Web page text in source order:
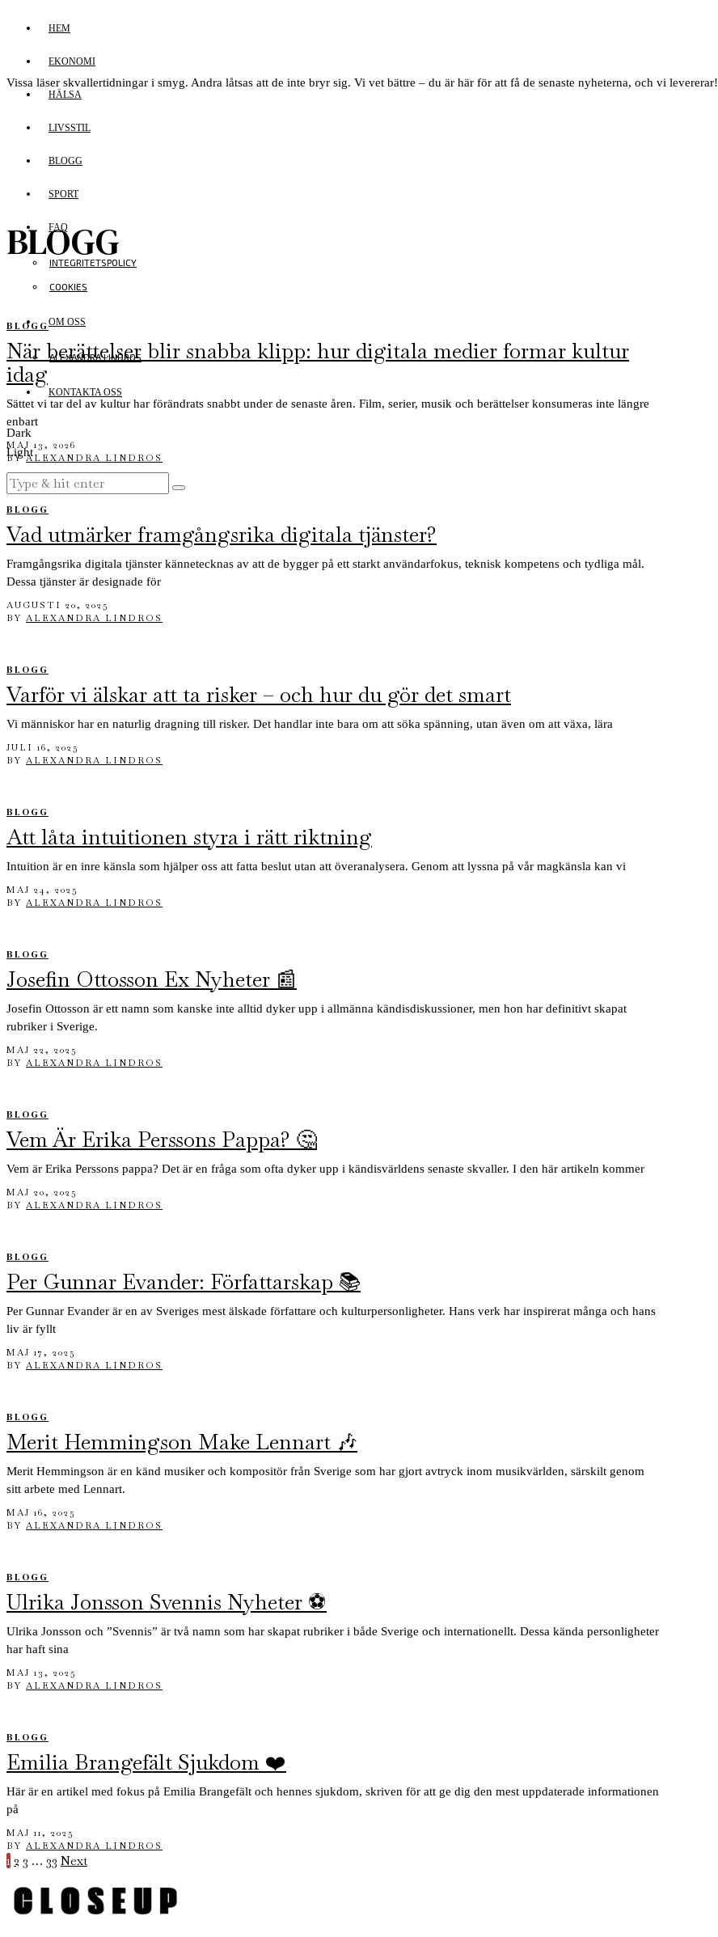
HEM
EKONOMI
HÄLSA
LIVSSTIL
BLOGG
SPORT
FAQ
INTEGRITETSPOLICY
COOKIES
OM OSS
ALEXANDRA LINDROS
KONTAKTA OSS
Dark
Light
Vissa läser skvallertidningar i smyg. Andra låtsas att de inte bryr sig. Vi vet bättre – du är här för att få de senaste nyheterna, och vi levererar!
BLOGG
BLOGG
När berättelser blir snabba klipp: hur digitala medier formar kultur
idag
Sättet vi tar del av kultur har förändrats snabbt under de senaste åren. Film, serier, musik och berättelser konsumeras inte längre
enbart
MAJ 13, 2026
BYALEXANDRA LINDROS
BLOGG
Vad utmärker framgångsrika digitala tjänster?
Framgångsrika digitala tjänster kännetecknas av att de bygger på ett starkt användarfokus, teknisk kompetens och tydliga mål.
Dessa tjänster är designade för
AUGUSTI 20, 2025
BY ALEXANDRA LINDROS
BLOGG
Varför vi älskar att ta risker – och hur du gör det smart
Vi människor har en naturlig dragning till risker. Det handlar inte bara om att söka spänning, utan även om att växa, lära
JULI 16, 2025
BY ALEXANDRA LINDROS
BLOGG
Att låta intuitionen styra i rätt riktning
Intuition är en inre känsla som hjälper oss att fatta beslut utan att överanalysera. Genom att lyssna på vår magkänsla kan vi
MAJ 24, 2025
BY ALEXANDRA LINDROS
BLOGG
Josefin Ottosson Ex Nyheter 📰
Josefin Ottosson är ett namn som kanske inte alltid dyker upp i allmänna kändisdiskussioner, men hon har definitivt skapat
rubriker i Sverige.
MAJ 22, 2025
BY ALEXANDRA LINDROS
BLOGG
Vem Är Erika Perssons Pappa? 🤔
Vem är Erika Perssons pappa? Det är en fråga som ofta dyker upp i kändisvärldens senaste skvaller. I den här artikeln kommer
MAJ 20, 2025
BY ALEXANDRA LINDROS
BLOGG
Per Gunnar Evander: Författarskap 📚
Per Gunnar Evander är en av Sveriges mest älskade författare och kulturpersonligheter. Hans verk har inspirerat många och hans
liv är fyllt
MAJ 17, 2025
BY ALEXANDRA LINDROS
BLOGG
Merit Hemmingson Make Lennart 🎶
Merit Hemmingson är en känd musiker och kompositör från Sverige som har gjort avtryck inom musikvärlden, särskilt genom
sitt arbete med Lennart.
MAJ 16, 2025
BY ALEXANDRA LINDROS
BLOGG
Ulrika Jonsson Svennis Nyheter ⚽
Ulrika Jonsson och ”Svennis” är två namn som har skapat rubriker i både Sverige och internationellt. Dessa kända personligheter
har haft sina
MAJ 13, 2025
BY ALEXANDRA LINDROS
BLOGG
Emilia Brangefält Sjukdom ❤️
Här är en artikel med fokus på Emilia Brangefält och hennes sjukdom, skriven för att ge dig den mest uppdaterade informationen
på
MAJ 11, 2025
BY ALEXANDRA LINDROS
1 2 3 … 33 Next